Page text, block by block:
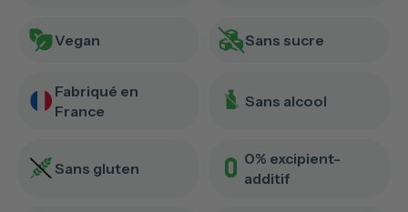
Vegan Sans sucre
Fabriqué en
France
Sans alcool
Sans gluten
0% excipient-
additif